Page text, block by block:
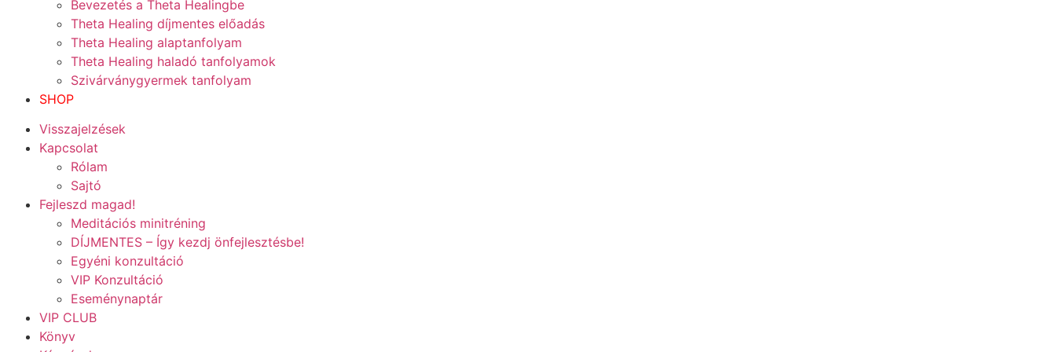
Bevezetés a Theta Healingbe
Theta Healing díjmentes előadás
Theta Healing alaptanfolyam
Theta Healing haladó tanfolyamok
Szivárványgyermek tanfolyam
SHOP
Visszajelzések
Kapcsolat
Rólam
Sajtó
Fejleszd magad!
Meditációs minitréning
DÍJMENTES – Így kezdj önfejlesztésbe!
Egyéni konzultáció
VIP Konzultáció
Eseménynaptár
VIP CLUB
Könyv